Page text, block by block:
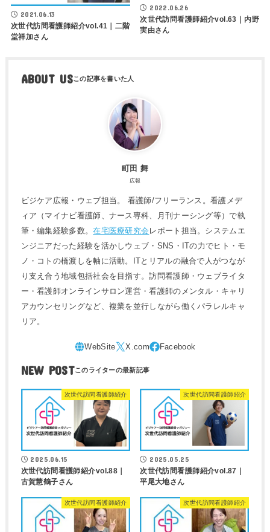
2021.06.13
次世代訪問看護師紹介vol.41｜二階
堂祥加さん
2022.06.26
次世代訪問看護師紹介vol.63｜内野
実由さん
ABOUT US
町田 舞
広報
ビジケア広報・ウェブ担当。 看護師/フリーランス。看護メデ
ィア（マイナビ看護師、ナース専科、月刊ナーシング等）で執
筆・編集経験多数。在宅医療研究会 レポート担当。システムエ
ンジニアだった経験を活かしウェブ・SNS・ITの力でヒト・モ
ノ・コトの橋渡しを軸に活動。ITとリアルの融合で人がつなが
り支え合う地域包括社会を目指す。訪問看護師・ウェブライタ
ー・看護師オンラインサロン運営・看護師のメンタル・キャリ
アカウンセリングなど、複業を並行しながら働くパラレルキャ
リア。
NEW POST
次世代訪問看護師紹介
2025.06.15
次世代訪問看護師紹介vol.88｜
古賀慧鶴子さん
次世代訪問看護師紹介
2025.05.25
次世代訪問看護師紹介vol.87｜
平尾大地さん
次世代訪問看護師紹介 次世代訪問看護師紹介